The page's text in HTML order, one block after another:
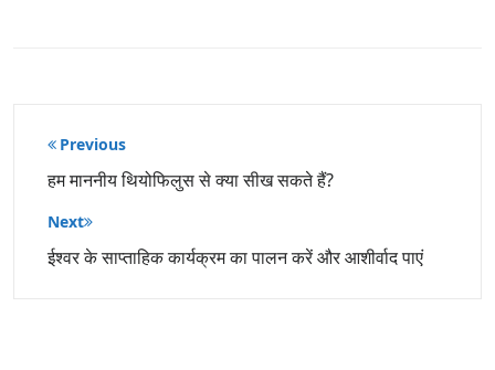
पोस्ट
नेविगेशन
Previous
हम माननीय थियोफिलुस से क्या सीख सकते हैं?
Next
ईश्वर के साप्ताहिक कार्यक्रम का पालन करें और आशीर्वाद पाएं